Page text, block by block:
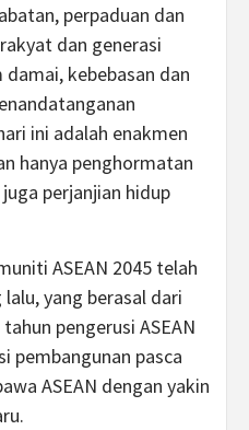
perpaduan dan
dan generasi
kebebasan dan
ini adalah enakmen
hanya penghormatan
perjanjian hidup
ASEAN 2045 telah
yang berasal dari
pengerusi ASEAN
pembangunan pasca
ASEAN dengan yakin